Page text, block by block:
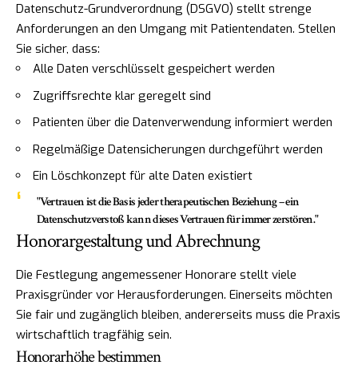
Datenschutz-Grundverordnung (DSGVO) stellt strenge
Anforderungen an den Umgang mit Patientendaten. Stellen
Sie sicher, dass:
Alle Daten verschlüsselt gespeichert werden
Zugriffsrechte klar geregelt sind
Patienten über die Datenverwendung informiert werden
Regelmäßige Datensicherungen durchgeführt werden
Ein Löschkonzept für alte Daten existiert
"Vertrauen ist die Basis jeder therapeutischen Beziehung – ein
Datenschutzverstoß kann dieses Vertrauen für immer zerstören."
Honorargestaltung und Abrechnung
Die Festlegung angemessener Honorare stellt viele
Praxisgründer vor Herausforderungen. Einerseits möchten
Sie fair und zugänglich bleiben, andererseits muss die Praxis
wirtschaftlich tragfähig sein.
Honorarhöhe bestimmen